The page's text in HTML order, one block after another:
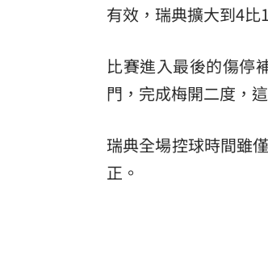
有效，瑞典擴大到4比
比賽進入最後的傷停
門，完成梅開二度，
瑞典全場控球時間雖
正。